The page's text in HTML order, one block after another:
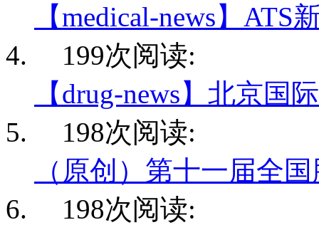
【medical-news】ATS
199次阅读:
【drug-news】北京国
198次阅读:
（原创）第十一届全
198次阅读: